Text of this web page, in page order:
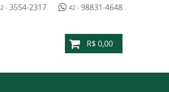
-3554-2317 42 -98831-4648
R$ 0,00